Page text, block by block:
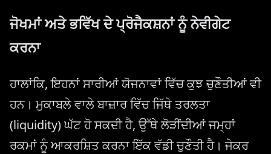
ਜੋਖਮਾਂ ਅਤੇ ਭਵਿੱਖ ਦੇ ਪ੍ਰੋਜੈਕਸ਼ਨਾਂ ਨੂੰ ਨੇਵੀਗੇਟ
ਕਰਨਾ
ਹਾਲਾਂਕਿ, ਇਹਨਾਂ ਸਾਰੀਆਂ ਯੋਜਨਾਵਾਂ ਵਿੱਚ ਕੁਝ ਚੁਣੌਤੀਆਂ ਵੀ
ਹਨ। ਮੁਕਾਬਲੇ ਵਾਲੇ ਬਾਜ਼ਾਰ ਵਿੱਚ ਜਿੱਥੇ ਤਰਲਤਾ
(liquidity) ਘੱਟ ਹੋ ਸਕਦੀ ਹੈ, ਉੱਥੇ ਲੋੜੀਂਦੀਆਂ ਜਮ੍ਹਾਂ
ਰਕਮਾਂ ਨੂੰ ਆਕਰਸ਼ਿਤ ਕਰਨਾ ਇੱਕ ਵੱਡੀ ਚੁਣੌਤੀ ਹੈ। ਜੇਕਰ